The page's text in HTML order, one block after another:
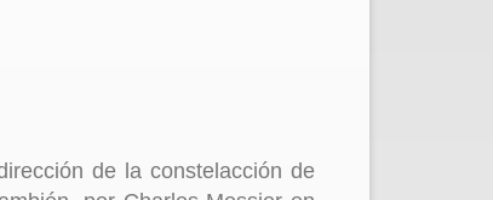
de la constelacción de